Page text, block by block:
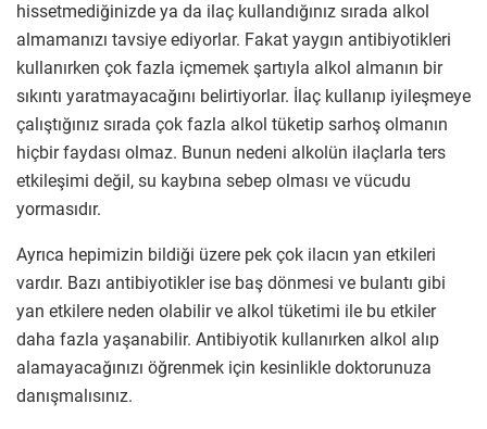
hissetmediğinizde ya da ilaç kullandığınız sırada alkol
almamanızı tavsiye ediyorlar. Fakat yaygın antibiyotikleri
kullanırken çok fazla içmemek şartıyla alkol almanın bir
sıkıntı yaratmayacağını belirtiyorlar. İlaç kullanıp iyileşmeye
çalıştığınız sırada çok fazla alkol tüketip sarhoş olmanın
hiçbir faydası olmaz. Bunun nedeni alkolün ilaçlarla ters
etkileşimi değil, su kaybına sebep olması ve vücudu
yormasıdır.
Ayrıca hepimizin bildiği üzere pek çok ilacın yan etkileri
vardır. Bazı antibiyotikler ise baş dönmesi ve bulantı gibi
yan etkilere neden olabilir ve alkol tüketimi ile bu etkiler
daha fazla yaşanabilir. Antibiyotik kullanırken alkol alıp
alamayacağınızı öğrenmek için kesinlikle doktorunuza
danışmalısınız.